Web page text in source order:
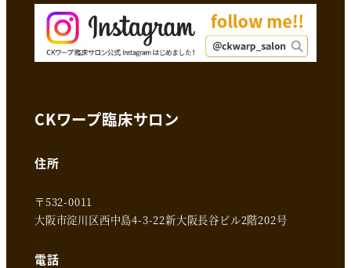
CKワープ臨床サロン
住所
〒532-0011
大阪市淀川区西中島4-3-22新大阪長谷ビル2階202号
電話